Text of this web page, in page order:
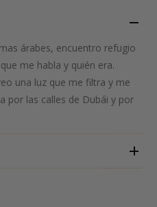
árabes, encuentro refugio
me habla y quién era.
una luz que me filtra y me
por las calles de Dubái y por